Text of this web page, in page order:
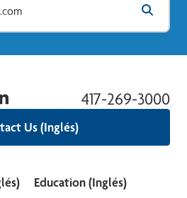
Us (Inglés)
417-269-3000
Linkedin
Education (Inglés)